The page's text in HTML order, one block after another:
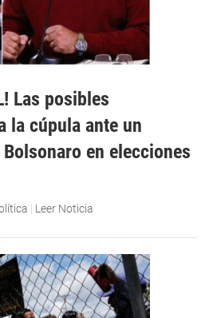
Las posibles
la cúpula ante un
en elecciones
| Leer Noticia